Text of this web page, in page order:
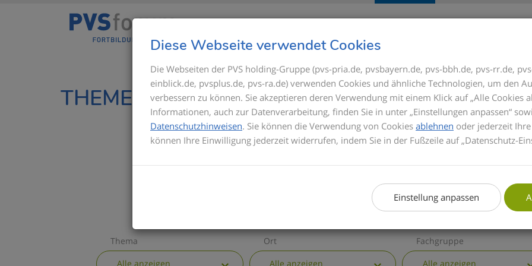
Diese Webseite verwendet Cookies
Die Webseiten der PVS holding-Gruppe (pvs-pria.de, pvsbayern.de, pvs-bbh.de, pvs-rr.de,
einblick.de, pvsplus.de, pvs-ra.de) verwenden Cookies und ähnliche Technologien, um den
verbessern zu können. Sie akzeptieren deren Verwendung mit einem Klick auf „Alle Cookies
Informationen, auch zur Datenverarbeitung, finden Sie in unter „Einstellungen anpassen“
Datenschutzhinweisen. Sie können die Verwendung von Cookies ablehnen oder jederzeit
können Ihre Einwilligung jederzeit widerrufen, indem Sie in der Fußzeile auf „Datenschutz-
Einstellung anpassen
THEMEN IM ÜBERBLICK
Bis zum
Privatabrechnung
basieren die
informieren wir Sie
GOÄ. Zusätzlich
Thema
Alle anzeigen
Ort
Alle anzeigen
Fachgruppe
Alle anzeigen